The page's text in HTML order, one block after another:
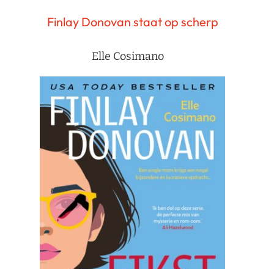
Finlay Donovan staat op scherp
Elle Cosimano